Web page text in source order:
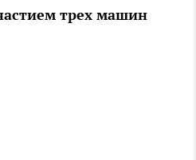
трех машин